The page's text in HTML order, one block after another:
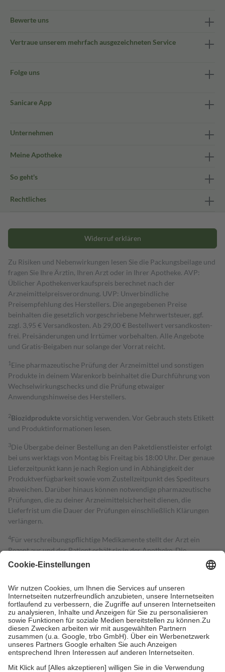
Bewerte uns
Vertraue unserem mehrfach ausgezeichneten Service
Folge uns
Sanicare App
Unternehmen
Meine Apotheke
So geht's
Rechtliches
Widerruf erklären
Zu Risiken und Nebenwirkungen lesen Sie die Packungsbeilage und
fragen Sie Ihre Ärztin, Ihren Arzt oder in Ihrer Apotheke. AVP:
Üblicher Apothekenverkaufspreis berechnet nach der
Arzneimittelpreisverordnung. UVP: Unverbindliche
Preisempfehlung des Herstellers. Die angegebenen Preise
beinhalten die gesetzlich vorgeschriebene Mehrwertsteuer, ggf.
zzgl. 3,95 € Versandkosten. Ab 29,00 € Bestell­wert versand­kosten­
frei. Preisänderungen und Irrtümer vorbehalten. Alle Angebote
und Gratis-Beigaben nur solange der Vorrat reicht.
1 Eine pharmazeutische Prüfung der Arzneimittel und sonstigen
Produkte in deinem Warenkorb beinhaltet die Durchführung von
Wechselwirkungschecks und die Prüfung etwaiger
Anwendungshinweise des Herstellers.
2Biozidproduktevorsichtig verwenden. Vor Gebrauch stets Etikett
und Produktinformationen lesen.
3Die Übergabe deiner Bestellung an den Paketdienstleister erfolgt
bei uns werktags von Montag bis Freitag bis 18:00 Uhr. Der genaue
Lieferzeitpunkt kann je nach Region und in Abhängigkeit der
Produktverfügbarkeit sowie vom Zustellzeitpunkt des Spediteurs
abweichen. Darüber hinaus können notwendige pharmazeutische
Prüfungen, die zu deiner Arzneimittelsicherheit dienen, die
Lieferfrist um die Dauer der Prüfungen einschließlich Klärungen
verlängern.
4Für verschreibungspflichtige Medikamente stellt der Arzt ein
Rezept aus und der Patient erhält sie in der Apotheke. Die
gesetzliche Krankenversicherung übernimmt in der Regel die
Kosten dafür, der Versicherte trägt einen Teil davon als Zuzahlung
Grundsätzlich leisten Mitglieder Zuzahlungen in Höhe von zehn
Prozent des Abgabepreises,mindestens jedochfünf Euround
höchstens zehn Euro.Es sind jedoch nie mehr als die tatsächlichen
Kosten der Leistung zu entrichten.
Diese Regeln gelten grundsätzlich auch für Online-Apotheken.
Bei Heilmitteln und häuslicher Krankenpflege beträgt die
Zuzahlung zehn Prozent der Kosten sowie zehn Euro je
Verordnung.